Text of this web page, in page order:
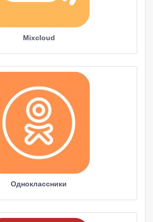
Mixcloud
Одноклассники